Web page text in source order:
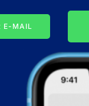
E-MAIL